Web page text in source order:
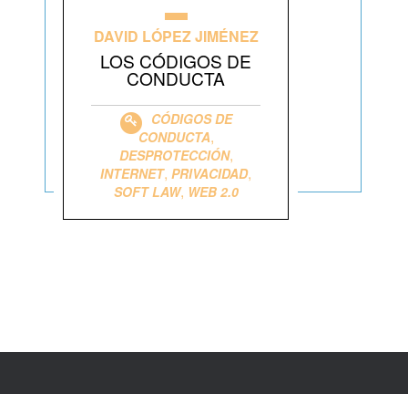
DAVID LÓPEZ JIMÉNEZ
LOS CÓDIGOS DE
CONDUCTA
CÓDIGOS DE
CONDUCTA,
DESPROTECCIÓN,
INTERNET, PRIVACIDAD,
SOFT LAW, WEB 2.0